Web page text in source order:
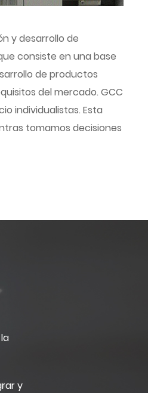
y desarrollo de
consiste en una base
de productos
del mercado. GCC
individualistas. Esta
tomamos decisiones
y